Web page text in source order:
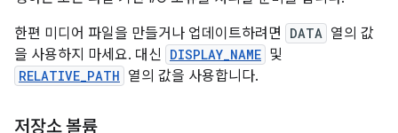
한편 미디어 파일을 만들거나 업데이트하려면
DATA 열의 값
을 사용하지 마세요. 대신 DISPLAY_NAME 및
RELATIVE_PATH 열의 값을 사용합니다.
저장소 볼륨